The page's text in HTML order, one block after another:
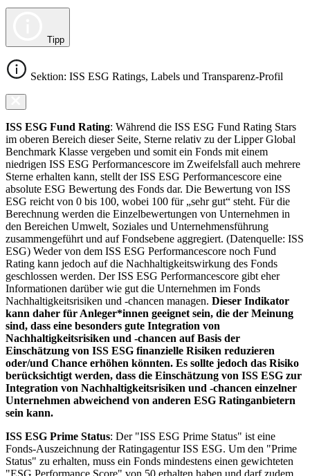
Tipp
Sektion: ISS ESG Ratings, Labels und Transparenz-Profil
ISS ESG Fund Rating: Während die ISS ESG Fund Rating Stars
im oberen Bereich dieser Seite, Sterne relativ zu der Lipper Global
Benchmark Klasse vergeben und somit ein Fonds mit einem
niedrigen ISS ESG Performancescore im Zweifelsfall auch mehrere
Sterne erhalten kann, stellt der ISS ESG Performancescore eine
absolute ESG Bewertung des Fonds dar. Die Bewertung von ISS
ESG reicht von 0 bis 100, wobei 100 für „sehr gut“ steht. Für die
Berechnung werden die Einzelbewertungen von Unternehmen in
den Bereichen Umwelt, Soziales und Unternehmensführung
zusammengeführt und auf Fondsebene aggregiert. (Datenquelle: ISS
ESG) Weder von dem ISS ESG Performancescore noch Fund
Rating kann jedoch auf die Nachhaltigkeitswirkung des Fonds
geschlossen werden. Der ISS ESG Performancescore gibt eher
Informationen darüber wie gut die Unternehmen im Fonds
Nachhaltigkeitsrisiken und -chancen managen. Dieser Indikator
kann daher für Anleger*innen geeignet sein, die der Meinung
sind, dass eine besonders gute Integration von
Nachhaltigkeitsrisiken und -chancen auf Basis der
Einschätzung von ISS ESG finanzielle Risiken reduzieren
oder/und Chance erhöhen könnten. Es sollte jedoch das Risiko
berücksichtigt werden, dass die Einschätzung von ISS ESG zur
Integration von Nachhaltigkeitsrisiken und -chancen einzelner
Unternehmen abweichend von anderen ESG Ratinganbietern
sein kann.
ISS ESG Prime Status: Der "ISS ESG Prime Status" ist eine
Fonds-Auszeichnung der Ratingagentur ISS ESG. Um den "Prime
Status" zu erhalten, muss ein Fonds mindestens einen gewichteten
"ESG Performance Score" von 50 erhalten haben und darf zudem